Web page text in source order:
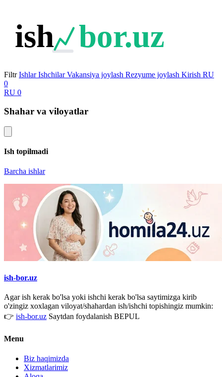
ish bor.uz
Filtr Ishlar Ishchilar Vakansiya joylash Rezyume joylash Kirish RU
0
RU 0
Shahar va viloyatlar
Ish topilmadi
Barcha ishlar
ish-bor.uz
Agar ish kerak bo'lsa yoki ishchi kerak bo'lsa saytimizga kirib
o'zingiz xoxlagan viloyat/shahardan ish/ishchi topishingiz mumkin:
👉 ish-bor.uz Saytdan foydalanish BEPUL
Menu
Biz haqimizda
Xizmatlarimiz